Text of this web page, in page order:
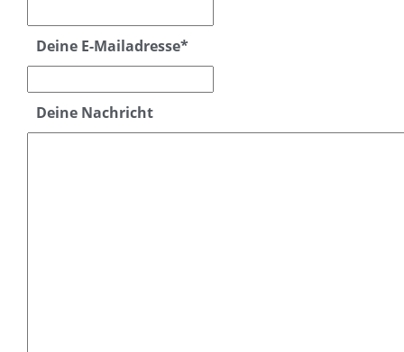
Deine E-Mailadresse*
Deine Nachricht